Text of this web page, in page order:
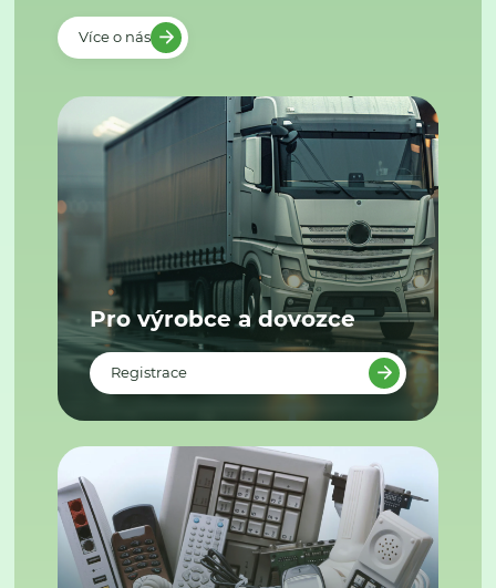
Více o nás
Pro výrobce a dovozce
Registrace